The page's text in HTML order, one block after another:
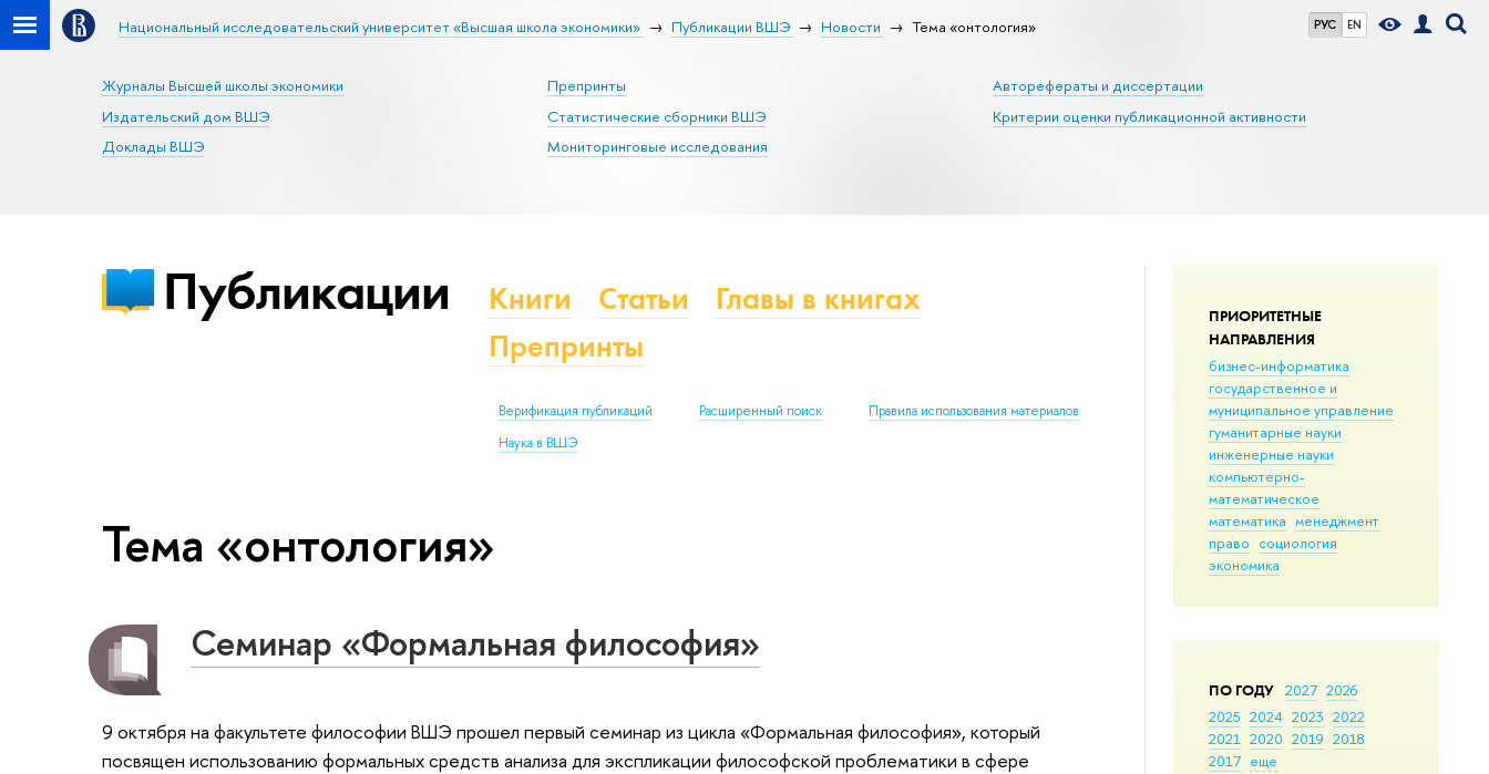
РУС EN
Национальный исследовательский университет «Высшая школа экономики» Публикации ВШЭ Новости Тема «онтология»
Журналы Высшей школы экономики
Издательский дом ВШЭ
Доклады ВШЭ
Препринты
Статистические сборники ВШЭ
Мониторинговые исследования
Авторефераты и диссертации
Критерии оценки публикационной активности
ПРИОРИТЕТНЫЕ
НАПРАВЛЕНИЯ
бизнес-информатика
государственное и
муниципальное управление
гуманитарные науки
инженерные науки
компьютерно-
математическое
математика менеджмент
право социология
экономика
ПО ГОДУ 2027 2026
2025 2024 2023 2022
2021 2020 2019 2018
2017 еще
Публикации Книги Статьи
Главы в книгах
Препринты
Верификация публикаций Расширенный поиск
Правила использования материалов
Наука в ВШЭ
Тема «онтология»
Семинар «Формальная философия»
9 октября на факультете философии ВШЭ прошел первый семинар из цикла «Формальная философия», который
посвящен использованию формальных средств анализа для экспликации философской проблематики в сфере